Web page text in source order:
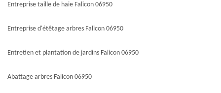
Entreprise taille de haie Falicon 06950
Entreprise d'étêtage arbres Falicon 06950
Entretien et plantation de jardins Falicon 06950
Abattage arbres Falicon 06950